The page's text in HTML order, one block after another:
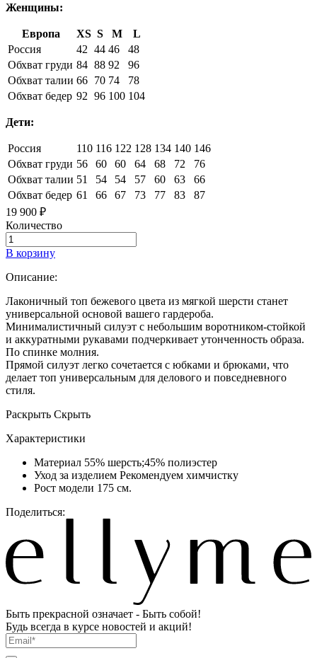
Женщины:
Европа XS S M
L
Россия
42 44 46
48
Обхват груди 84 88 92
96
Обхват талии 66 70 74
78
Обхват бедер 92 96 100 104
Дети:
Россия 110 116 122 128 134 140 146
Обхват груди 56 60 60 64 68 72
76
Обхват талии 51 54 54 57 60 63
66
Обхват бедер 61 66 67 73 77 83
87
19 900 ₽
Количество
В корзину
Описание:
Лаконичный топ бежевого цвета из мягкой шерсти станет
универсальной основой вашего гардероба.
Минималистичный силуэт с небольшим воротником-стойкой
и аккуратными рукавами подчеркивает утонченность образа.
По спинке молния.
Прямой силуэт легко сочетается с юбками и брюками, что
делает топ универсальным для делового и повседневного
стиля.
Раскрыть Скрыть
Характеристики
Материал 55% шерсть;45% полиэстер
Уход за изделием Рекомендуем химчистку
Рост модели 175 см.
Поделиться:
Быть прекрасной означает - Быть собой!
Будь всегда в курсе новостей и акций!